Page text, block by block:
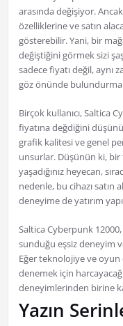
arasında değişiyor.
özelliklerine ve satın
gösterebilir. Yani, bir
değiştiğini görmek sizi
sadece fiyatı değil, aynı
göz önünde
Birçok kullanıcı, Saltica
fiyatına değdiğini
grafik kalitesi ve genel
unsurlar. Düşünün ki,
yaşadığınız heyecan,
nedenle, bu cihazı satın
deneyime de yatırım
Saltica Cyberpunk
sunduğu eşsiz deneyim
Eğer teknolojiye ve oyun
denemek için
deneyimlerinden birine
Yazın